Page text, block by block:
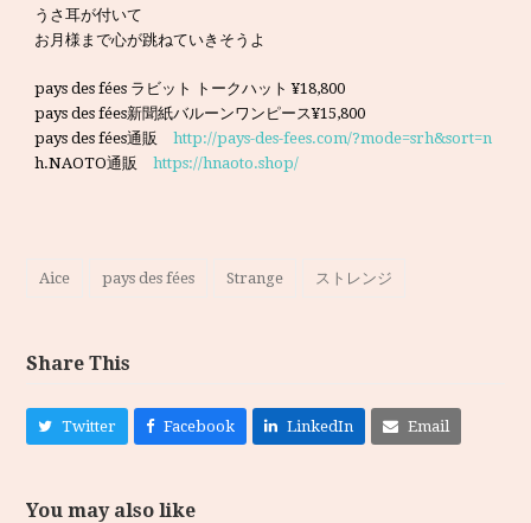
うさ耳が付いて
お月様まで心が跳ねていきそうよ
pays des fées ラビット トークハット ¥18,800
pays des fées新聞紙バルーンワンピース¥15,800
pays des fées通販http://pays-des-fees.com/?mode=srh&sort=n
h.NAOTO通販https://hnaoto.shop/
Aice pays des fées Strange ストレンジ
Share This
Twitter Facebook LinkedIn Email
You may also like